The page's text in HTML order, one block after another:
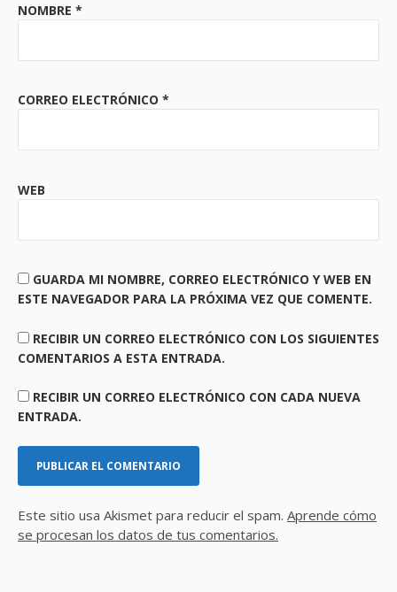
NOMBRE *
CORREO ELECTRÓNICO *
WEB
GUARDA MI NOMBRE, CORREO ELECTRÓNICO Y WEB EN
ESTE NAVEGADOR PARA LA PRÓXIMA VEZ QUE COMENTE.
RECIBIR UN CORREO ELECTRÓNICO CON LOS SIGUIENTES
COMENTARIOS A ESTA ENTRADA.
RECIBIR UN CORREO ELECTRÓNICO CON CADA NUEVA
ENTRADA.
Este sitio usa Akismet para reducir el spam. Aprende cómo
se procesan los datos de tus comentarios.